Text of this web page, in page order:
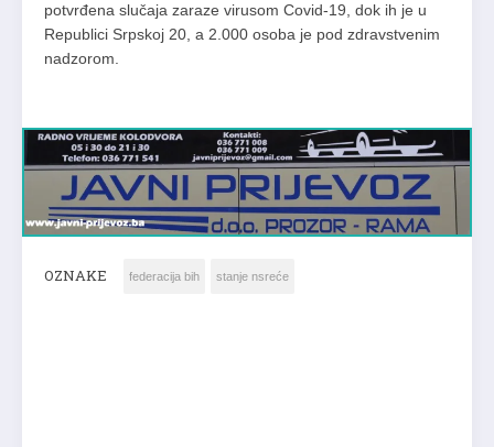
potvrđena slučaja zaraze virusom Covid-19, dok ih je u
Republici Srpskoj 20, a 2.000 osoba je pod zdravstvenim
nadzorom.
OZNAKE federacija bih stanje nsreće